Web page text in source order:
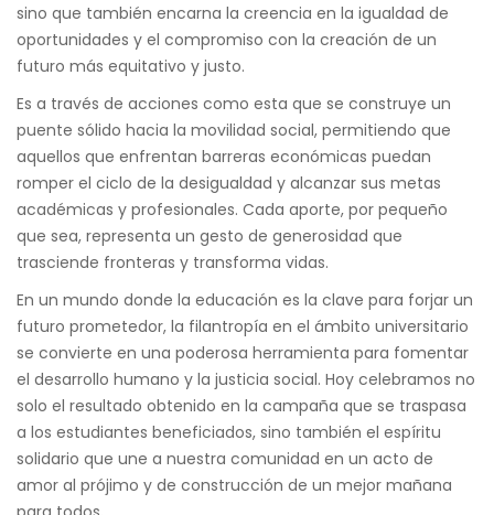
sino que también encarna la creencia en la igualdad de
oportunidades y el compromiso con la creación de un
futuro más equitativo y justo.
Es a través de acciones como esta que se construye un
puente sólido hacia la movilidad social, permitiendo que
aquellos que enfrentan barreras económicas puedan
romper el ciclo de la desigualdad y alcanzar sus metas
académicas y profesionales. Cada aporte, por pequeño
que sea, representa un gesto de generosidad que
trasciende fronteras y transforma vidas.
En un mundo donde la educación es la clave para forjar un
futuro prometedor, la filantropía en el ámbito universitario
se convierte en una poderosa herramienta para fomentar
el desarrollo humano y la justicia social. Hoy celebramos no
solo el resultado obtenido en la campaña que se traspasa
a los estudiantes beneficiados, sino también el espíritu
solidario que une a nuestra comunidad en un acto de
amor al prójimo y de construcción de un mejor mañana